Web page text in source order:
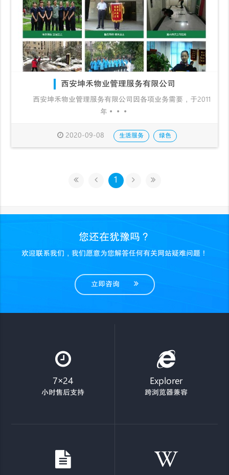
西安坤禾物业管理服务有限公司
西安坤禾物业管理服务有限公司因各项业务需要，于2011
年···
2020-09-08 生活服务 绿色
1
您还在犹豫吗？
欢迎联系我们，我们愿意为您解答任何有关网站疑难问题！
立即咨询
7×24
小时售后支持
Explorer
跨浏览器兼容